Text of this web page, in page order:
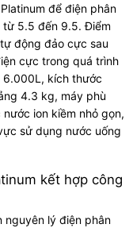
để điện phân
từ 5.5 đến 9.5. Điểm
động đảo cực sau
cực trong quá trình
6.000L, kích thước
4.3 kg, máy phù
ion kiềm nhỏ gọn,
sử dụng nước uống
kết hợp công
nguyên lý điện phân